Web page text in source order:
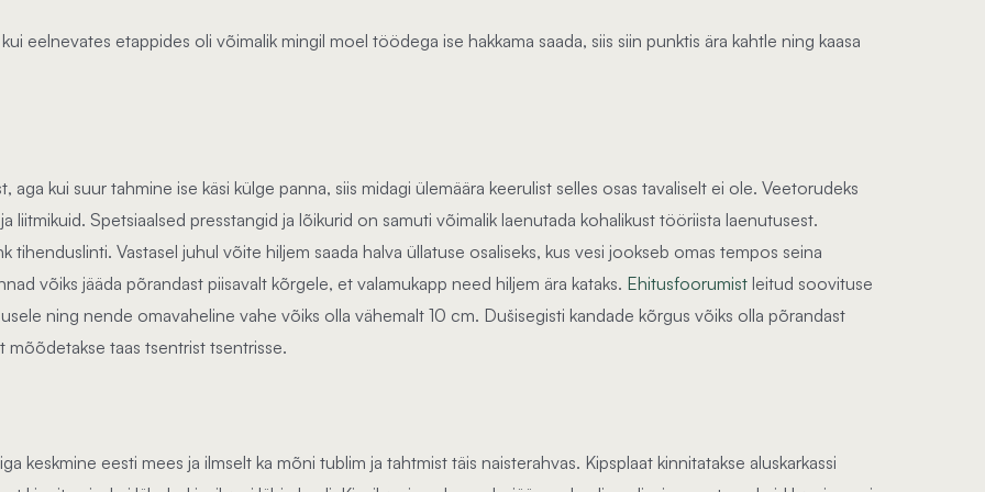
eelnevates etappides oli võimalik mingil moel töödega ise hakkama saada, siis siin punktis ära kahtle ning kaasa
kui suur tahmine ise käsi külge panna, siis midagi ülemäära keerulist selles osas tavaliselt ei ole. Veetorudeks
liitmikuid. Spetsiaalsed presstangid ja lõikurid on samuti võimalik laenutada kohalikust tööriista laenutusest.
Vastasel juhul võite hiljem saada halva üllatuse osaliseks, kus vesi jookseb omas tempos seina
võiks jääda põrandast piisavalt kõrgele, et valamukapp need hiljem ära kataks. Ehitusfoorumist leitud soovituse
ning nende omavaheline vahe võiks olla vähemalt 10 cm. Dušisegisti kandade kõrgus võiks olla põrandast
mõõdetakse taas tsentrist tsentrisse.
keskmine eesti mees ja ilmselt ka mõni tublim ja tahtmist täis naisterahvas. Kipsplaat kinnitatakse aluskarkassi